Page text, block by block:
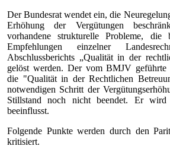
Der Bundesrat wendet ein, die
Erhöhung der Vergütungen
vorhandene strukturelle Probleme, die
Empfehlungen einzelner
Abschlussberichts „Qualität in der
gelöst werden. Der vom BMJV geführte
die "Qualität in der Rechtlichen
notwendigen Schritt der
Stillstand noch nicht beendet. Er
beeinflusst.
Folgende Punkte werden durch den
kritisiert.